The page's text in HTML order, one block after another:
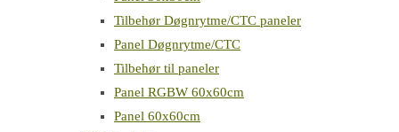
Tilbehør Døgnrytme/CTC paneler
Panel Døgnrytme/CTC
Tilbehør til paneler
Panel RGBW 60x60cm
Panel 60x60cm